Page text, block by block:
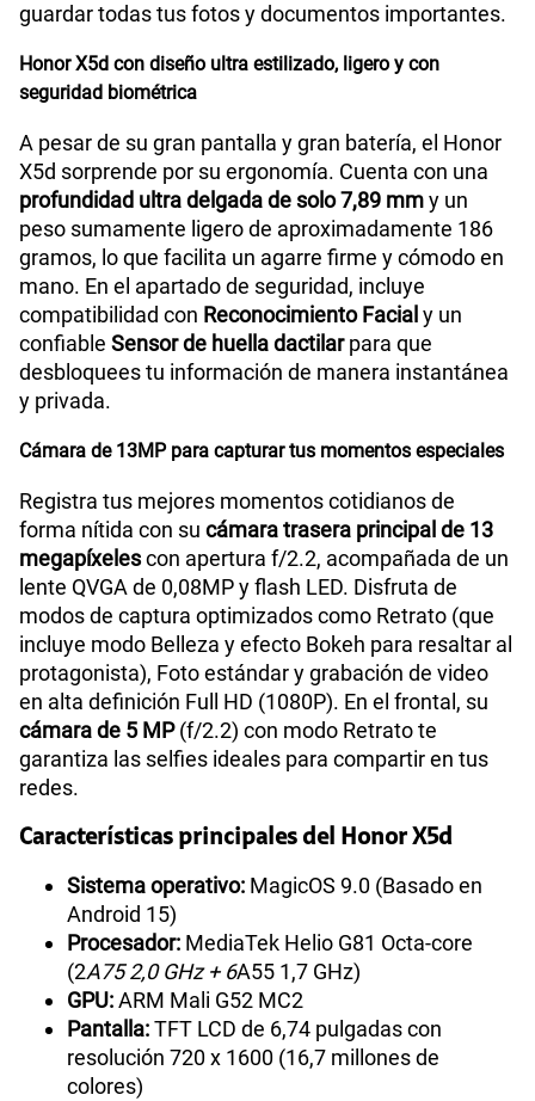
Compatibilidad con eSIM
guardar todas tus fotos y documentos importantes.
Honor X5d con diseño ultra estilizado, ligero y con
seguridad biométrica
A pesar de su gran pantalla y gran batería, el Honor
X5d sorprende por su ergonomía. Cuenta con una
profundidad ultra delgada de solo 7,89 mmy un
peso sumamente ligero de aproximadamente 186
gramos, lo que facilita un agarre firme y cómodo en
mano. En el apartado de seguridad, incluye
compatibilidad con Reconocimiento Facial y un
confiable Sensor de huella dactilarpara que
desbloquees tu información de manera instantánea
y privada.
Cámara de 13MP para capturar tus momentos especiales
Registra tus mejores momentos cotidianos de
forma nítida con su cámara trasera principal de 13
megapíxelescon apertura f/2.2, acompañada de un
lente QVGA de 0,08MP y flash LED. Disfruta de
modos de captura optimizados como Retrato (que
incluye modo Belleza y efecto Bokeh para resaltar al
protagonista), Foto estándar y grabación de video
en alta definición Full HD (1080P). En el frontal, su
cámara de 5 MP(f/2.2) con modo Retrato te
garantiza las selfies ideales para compartir en tus
redes.
Características principales del Honor X5d
Sistema operativo: MagicOS 9.0 (Basado en
Android 15)
Procesador: MediaTek Helio G81 Octa-core
(2A75 2,0 GHz + 6A55 1,7 GHz)
GPU:ARM Mali G52 MC2
Pantalla:TFT LCD de 6,74 pulgadas con
resolución 720 x 1600 (16,7 millones de
colores)